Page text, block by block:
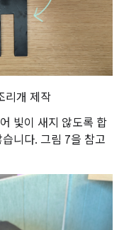
리개 제작
빛이 새지 않도록 합
니다. 그림 7을 참고